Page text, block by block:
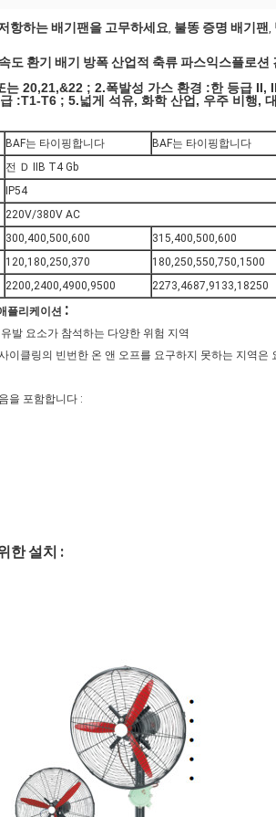
항하는 배기팬을 고무하세요, 불똥 증명 배기팬,
도 환기 배기 방폭 산업적 축류 파스익스플로션
는 20,21,&22 ; 2.폭발성 가스 환경 :한 등급 II,
:T1-T6 ; 5.넓게 석유, 화학 산업, 우주 비행,
BAF는 타이핑합니다 BAF는 타이핑합니다
전 Ｄ IIB T4 Gb
IP54
220V/380V AC
300,400,500,600 315,400,500,600
120,180,250,370 180,250,550,750,1500
2200,2400,4900,9500 2273,4687,9133,18250
플리케이션 :
발 요소가 참석하는 다양한 위험 지역
이클링의 빈번한 온 앤 오프를 요구하지 못하는 지역은
을 포함합니다 :
한설치 :